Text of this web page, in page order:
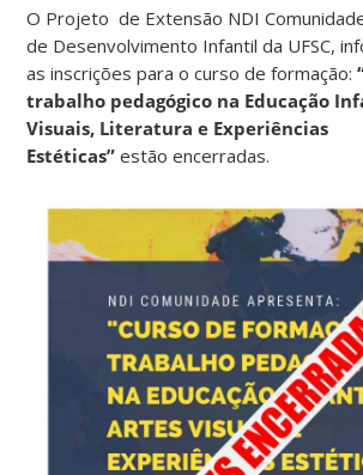
O Projeto de Extensão NDI
de Desenvolvimento Infantil da UFSC,
as inscrições para o curso de formação:
trabalho pedagógico na Educação
Visuais, Literatura e Experiências
Estéticas” estão encerradas.